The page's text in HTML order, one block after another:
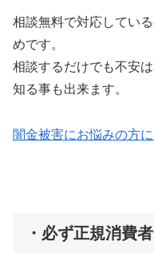
相談無料で対応してい
めです。
相談するだけでも不安
知る事も出来ます。
闇金被害にお悩みの方に
・必ず正規消費